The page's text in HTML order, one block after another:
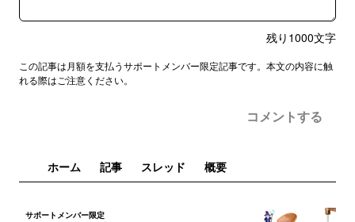
残り 1000文字
この記事は月額を支払うサポートメンバー限定記事です。本文の内容に触
れる際はご注意ください。
コメントする
ホーム 記事 スレッド 概要
サポートメンバー限定